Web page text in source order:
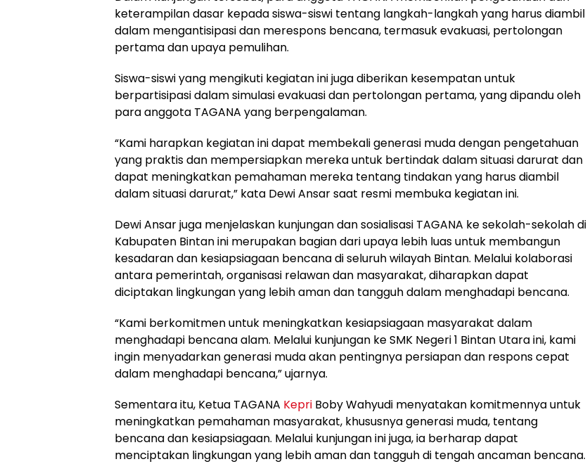
keterampilan dasar kepada siswa-siswi tentang langkah-langkah yang harus diambil
dalam mengantisipasi dan merespons bencana, termasuk evakuasi, pertolongan
pertama dan upaya pemulihan.
Siswa-siswi yang mengikuti kegiatan ini juga diberikan kesempatan untuk
berpartisipasi dalam simulasi evakuasi dan pertolongan pertama, yang dipandu oleh
para anggota TAGANA yang berpengalaman.
“Kami harapkan kegiatan ini dapat membekali generasi muda dengan pengetahuan
yang praktis dan mempersiapkan mereka untuk bertindak dalam situasi darurat dan
dapat meningkatkan pemahaman mereka tentang tindakan yang harus diambil
dalam situasi darurat,” kata Dewi Ansar saat resmi membuka kegiatan ini.
Dewi Ansar juga menjelaskan kunjungan dan sosialisasi TAGANA ke sekolah-sekolah di
Kabupaten Bintan ini merupakan bagian dari upaya lebih luas untuk membangun
kesadaran dan kesiapsiagaan bencana di seluruh wilayah Bintan. Melalui kolaborasi
antara pemerintah, organisasi relawan dan masyarakat, diharapkan dapat
diciptakan lingkungan yang lebih aman dan tangguh dalam menghadapi bencana.
“Kami berkomitmen untuk meningkatkan kesiapsiagaan masyarakat dalam
menghadapi bencana alam. Melalui kunjungan ke SMK Negeri 1 Bintan Utara ini, kami
ingin menyadarkan generasi muda akan pentingnya persiapan dan respons cepat
dalam menghadapi bencana,” ujarnya.
Sementara itu, Ketua TAGANA Kepri Boby Wahyudi menyatakan komitmennya untuk
meningkatkan pemahaman masyarakat, khususnya generasi muda, tentang
bencana dan kesiapsiagaan. Melalui kunjungan ini juga, ia berharap dapat
menciptakan lingkungan yang lebih aman dan tangguh di tengah ancaman bencana.